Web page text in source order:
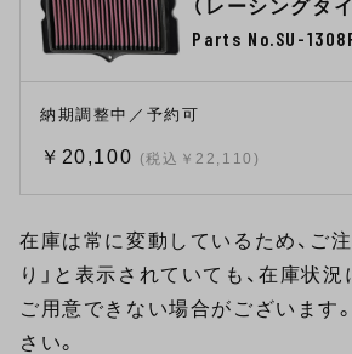
（レーシングタイ
Parts No.SU-
納期調整中／予約可
￥20,100 (税込￥22,110)
在庫は常に変動しているため、ご
り」と表示されていても、在庫状
ご用意できない場合がございます
さい。